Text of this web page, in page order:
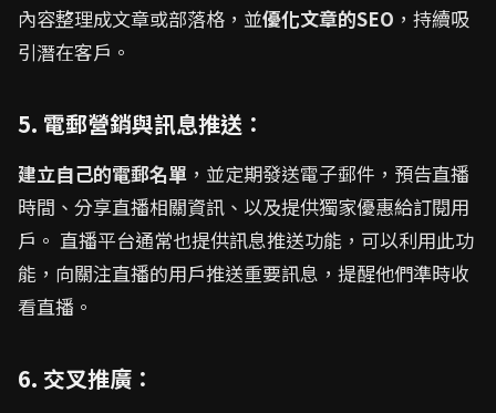
內容整理成文章或部落格，並優化文章的SEO ，持續吸
引潛在客戶。
5. 電郵營銷與訊息推送：
建立自己的電郵名單 ，並定期發送電子郵件，預告直播
時間、分享直播相關資訊、以及提供獨家優惠給訂閱用
戶。 直播平台通常也提供訊息推送功能，可以利用此功
能，向關注直播的用戶推送重要訊息，提醒他們準時收
看直播。
6. 交叉推廣：